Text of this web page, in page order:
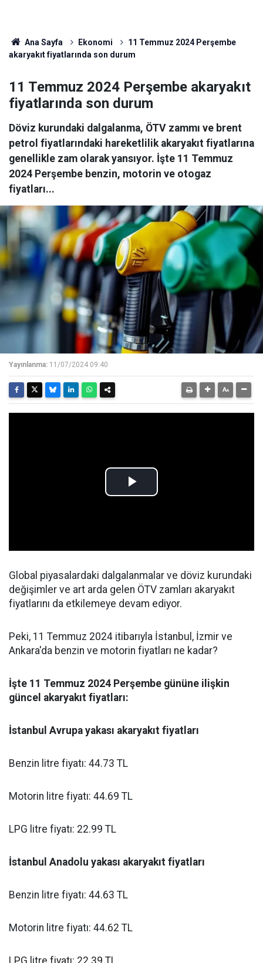
Ana Sayfa Ekonomi
11 Temmuz 2024 Perşembe
akaryakıt fiyatlarında son durum
11 Temmuz 2024 Perşembe akaryakıt
fiyatlarında son durum
Döviz kurundaki dalgalanma, ÖTV zammı ve brent
petrol fiyatlarındaki hareketlilik akaryakıt fiyatlarına
genellikle zam olarak yansıyor. İşte 11 Temmuz
2024 Perşembe benzin, motorin ve otogaz
fiyatları...
Yayınlanma: 11/07/2024 09:40
Global piyasalardaki dalgalanmalar ve döviz kurundaki
değişimler ve art arda gelen ÖTV zamları akaryakıt
fiyatlarını da etkilemeye devam ediyor.
Peki, 11 Temmuz 2024 itibarıyla İstanbul, İzmir ve
Ankara'da benzin ve motorin fiyatları ne kadar?
İşte 11 Temmuz 2024 Perşembe gününe ilişkin
güncel akaryakıt fiyatları:
İstanbul Avrupa yakası akaryakıt fiyatları
Benzin litre fiyatı: 44.73 TL
Motorin litre fiyatı: 44.69 TL
LPG litre fiyatı: 22.99 TL
İstanbul Anadolu yakası akaryakıt fiyatları
Benzin litre fiyatı: 44.63 TL
Motorin litre fiyatı: 44.62 TL